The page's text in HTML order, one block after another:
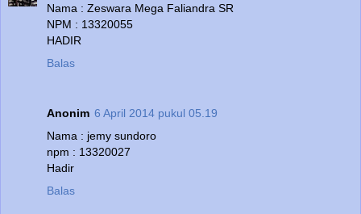
Nama : Zeswara Mega Faliandra SR
NPM : 13320055
HADIR
Balas
Anonim 6 April 2014 pukul 05.19
Nama : jemy sundoro
npm : 13320027
Hadir
Balas